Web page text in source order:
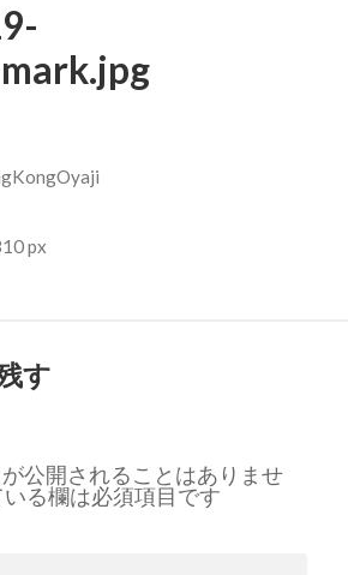
px
す
公開されることはありませ
る欄は必須項目です